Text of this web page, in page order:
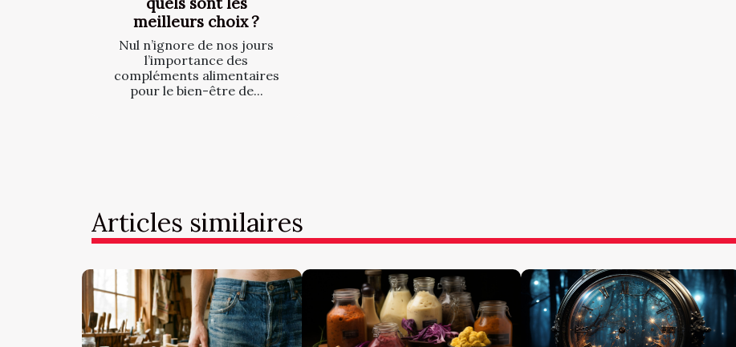
meilleurs choix ?
Nul n’ignore de nos jours
l’importance des
compléments alimentaires
pour le bien-être de...
Articles similaires